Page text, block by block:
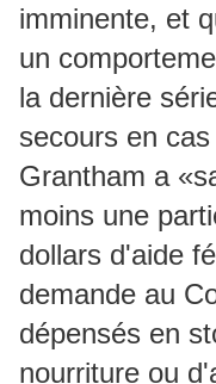
imminente, et
un
la dernière
secours en
Grantham a
moins une
dollars d'aide
demande au
dépensés en
nourriture ou